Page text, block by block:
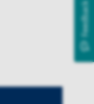
Feedback